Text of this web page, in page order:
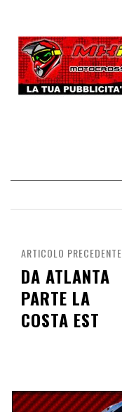
ARTICOLO PRECEDENTE
DA ATLANTA
PARTE LA
COSTA EST